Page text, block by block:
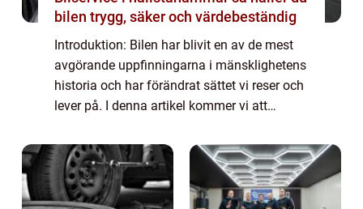
bilen trygg, säker och värdebeständig
Introduktion: Bilen har blivit en av de mest
avgörande uppfinningarna i mänsklighetens
historia och har förändrat sättet vi reser och
lever på. I denna artikel kommer vi att
utveckling genom tiderna. V...